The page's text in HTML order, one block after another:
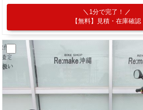
1分で完了！
【無料】見積・在庫確認